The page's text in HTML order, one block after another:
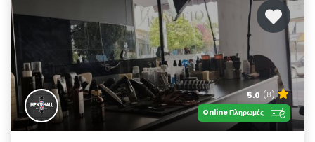
5.0 (8)
Online Πληρωμές